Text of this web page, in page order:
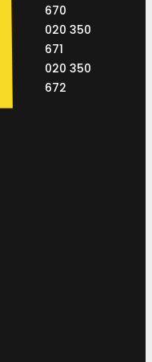
670
020 350
671
020 350
672